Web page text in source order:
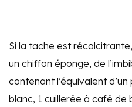
Si la tache est
un chiffon éponge, de
contenant l’équivalent
blanc, 1 cuillerée à café